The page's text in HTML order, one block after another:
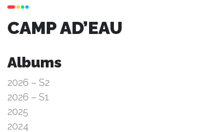
CAMP AD’EAU
Albums
2026 – S2
2026 – S1
2025
2024